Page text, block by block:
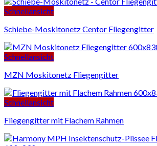
Schnellansicht
Schiebe-Moskitonetz Centor Fliegengitter
Schnellansicht
MZN Moskitonetz Fliegengitter
Schnellansicht
Fliegengitter mit Flachem Rahmen